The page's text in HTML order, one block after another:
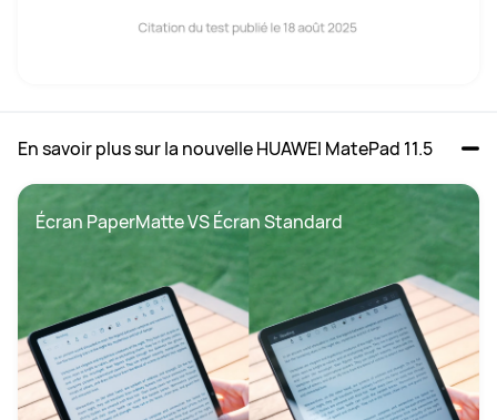
En savoir plus sur la nouvelle HUAWEI MatePad 11.5